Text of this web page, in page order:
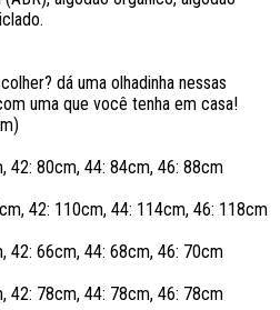
dá uma olhadinha nessas
uma que você tenha em casa!
42: 80cm, 44: 84cm, 46: 88cm
42: 110cm, 44: 114cm, 46: 118cm
42: 66cm, 44: 68cm, 46: 70cm
42: 78cm, 44: 78cm, 46: 78cm